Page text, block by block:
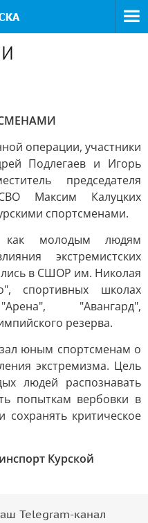
операции, участники
Подлегаев и Игорь
председателя
Максим Калуцких
спортсменами.
молодым людям
экстремистских
в СШОР им. Николая
спортивных школах
"Авангард",
резерва.
юным спортсменам о
экстремизма. Цель
людей распознавать
попыткам вербовки в
сохранять критическое
Курской
Telegram-канал